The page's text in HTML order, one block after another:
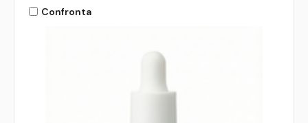
Confronta